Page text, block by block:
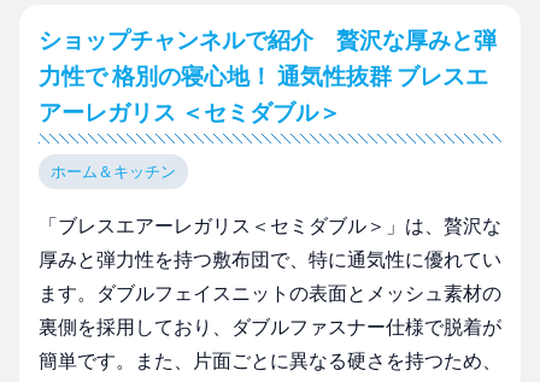
ショップチャンネルで紹介 贅沢な厚みと弾
力性で 格別の寝心地！ 通気性抜群 ブレスエ
アーレガリス ＜セミダブル＞
ホーム＆キッチン
「ブレスエアーレガリス＜セミダブル＞」は、贅沢な
厚みと弾力性を持つ敷布団で、特に通気性に優れてい
ます。ダブルフェイスニットの表面とメッシュ素材の
裏側を採用しており、ダブルファスナー仕様で脱着が
簡単です。また、片面ごとに異なる硬さを持つため、